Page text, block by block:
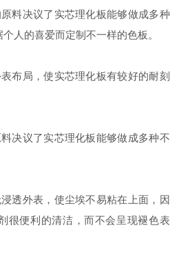
决议了实芯理化板能够做成多种
人的喜爱而定制不一样的色板。
局，使实芯理化板有较好的耐刻
议了实芯理化板能够做成多种不
外表，使尘埃不易粘在上面，因
很便利的清洁，而不会呈现褪色表